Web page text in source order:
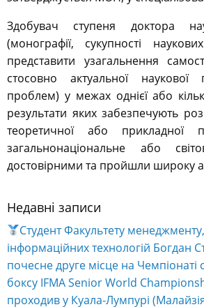
Здобувач ступеня доктора
(монографії, сукупності
представити узагальнення
стосовно актуальної
проблем) у межах однієї або
результати яких забезпечують
теоретичної або прикладної
загальнонаціональне або
достовірними та пройшли широку
Недавні записи
Студент Факультету менеджменту,
інформаційних технологій Богдан
почесне друге місце на Чемпіонаті
боксу IFMA Senior World
проходив у Куала-Лумпурі